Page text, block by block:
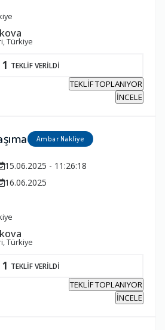
Türkiye
1 TEKLİF VERİLDİ
TEKLİF TOPLANIYOR
İNCELE
Ambar Nakliye
15.06.2025 - 11:26:18
16.06.2025
Türkiye
1 TEKLİF VERİLDİ
TEKLİF TOPLANIYOR
İNCELE